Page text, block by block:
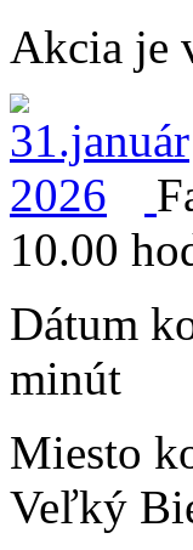
Akcia je
10.00
Dátum
minút
Miesto
Veľký